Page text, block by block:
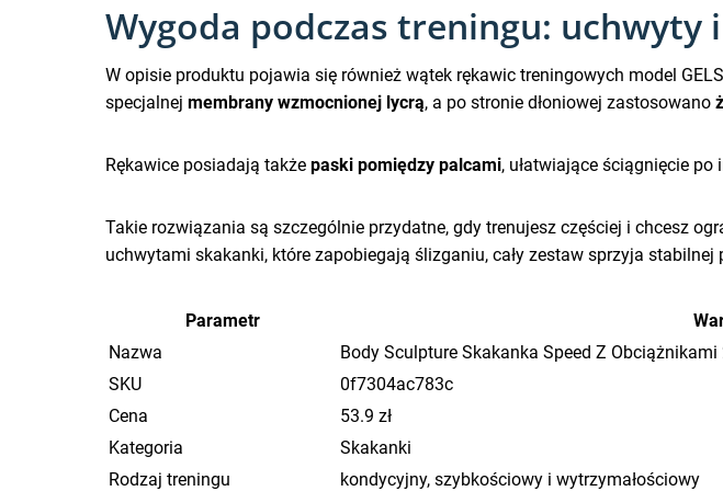
Wygoda podczas treningu: uchwyty
W opisie produktu pojawia się również wątek rękawic treningowych model
specjalnej membrany wzmocnionej lycrą, a po stronie dłoniowej zastosowano
Rękawice posiadają także paski pomiędzy palcami, ułatwiające ściągnięcie
Takie rozwiązania są szczególnie przydatne, gdy trenujesz częściej i chcesz
uchwytami skakanki, które zapobiegają ślizganiu, cały zestaw sprzyja stabilnej
Parametr
Nazwa
Body Sculpture Skakanka Speed Z Obciążnikami
SKU
0f7304ac783c
Cena
53.9 zł
Kategoria
Skakanki
Rodzaj treningu
kondycyjny, szybkościowy i wytrzymałościowy